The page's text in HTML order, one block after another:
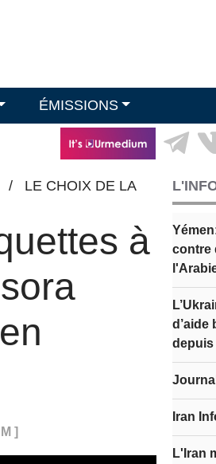
ÉMISSIONS
/
LE CHOIX DE LA
à
]
contre
d’aide
depuis
Iran
L'Iran